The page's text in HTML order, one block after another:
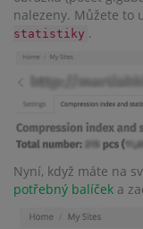
nalezeny. Můžete to
statistiky .
Nyní, když máte na
potřebný balíček a